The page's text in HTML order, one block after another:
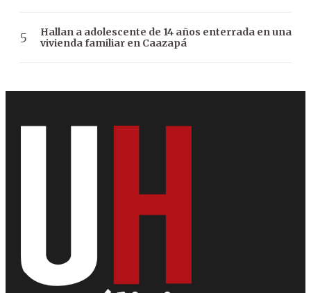
Hallan a adolescente de 14 años enterrada en una
vivienda familiar en Caazapá